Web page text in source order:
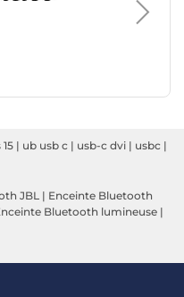
Audio
| ub usb c | usb-c dvi | usbc |
JBL | Enceinte Bluetooth
Bluetooth lumineuse |